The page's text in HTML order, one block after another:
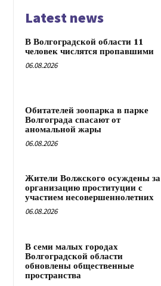
Latest news
В Волгоградской области 11
человек числятся пропавшими
06.08.2026
Обитателей зоопарка в парке
Волгограда спасают от
аномальной жары
06.08.2026
Жители Волжского осуждены за
организацию проституции с
участием несовершеннолетних
06.08.2026
В семи малых городах
Волгоградской области
обновлены общественные
пространства